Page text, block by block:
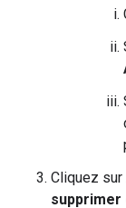
Cliquez sur
supprimer